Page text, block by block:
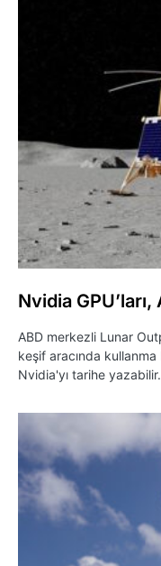
Nvidia
ABD merkezli Lunar
keşif aracında kullanma
Nvidia'yı tarihe yazabilir.